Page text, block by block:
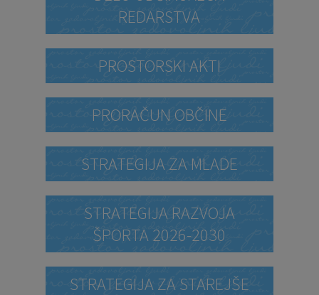
REDARSTVA
PROSTORSKI AKTI
PRORAČUN OBČINE
STRATEGIJA ZA MLADE
STRATEGIJA RAZVOJA
ŠPORTA 2026-2030
STRATEGIJA ZA STAREJŠE